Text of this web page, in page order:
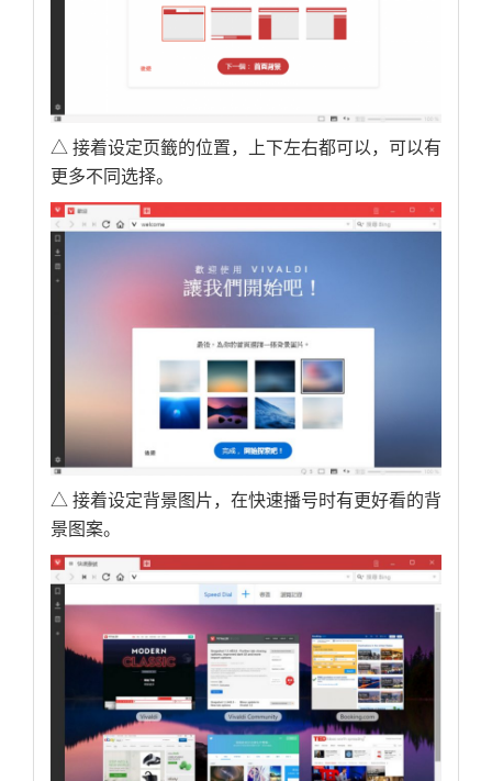
△ 接着设定页籤的位置，上下左右都可以，可以有
更多不同选择。
△ 接着设定背景图片，在快速播号时有更好看的背
景图案。